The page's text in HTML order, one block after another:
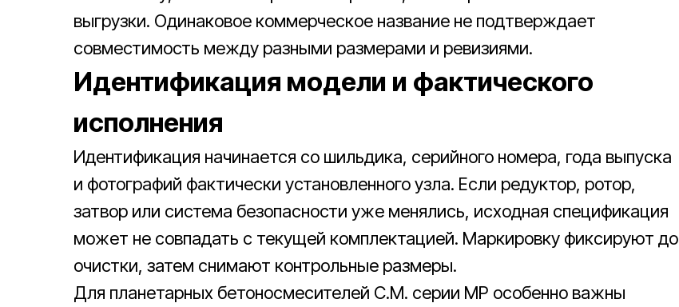
выгрузки. Одинаковое коммерческое название не подтверждает
совместимость между разными размерами и ревизиями.
Идентификация модели и фактического
исполнения
Идентификация начинается со шильдика, серийного номера, года выпуска
и фотографий фактически установленного узла. Если редуктор, ротор,
затвор или система безопасности уже менялись, исходная спецификация
может не совпадать с текущей комплектацией. Маркировку фиксируют до
очистки, затем снимают контрольные размеры.
Для планетарных бетоносмесителей C.M. серии MP особенно важны